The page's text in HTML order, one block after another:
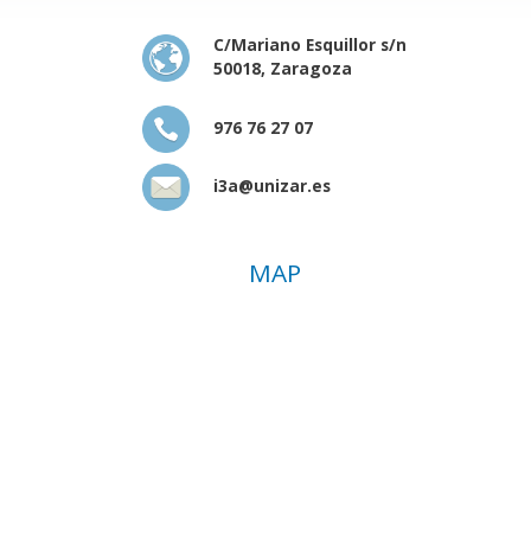
C/Mariano Esquillor s/n
50018, Zaragoza
976 76 27 07
i3a@unizar.es
MAP